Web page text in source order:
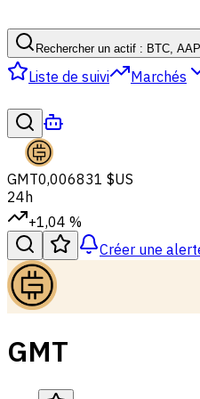
Rechercher un actif : BTC,
Liste de suivi Marchés
GMT0,006831 $US
24h
+1,04 %
Créer une
GMT